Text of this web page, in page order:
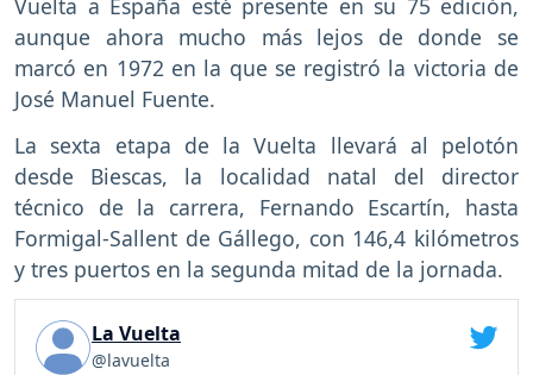
Vuelta a España esté presente en su 75 edición,
aunque ahora mucho más lejos de donde se
marcó en 1972 en la que se registró la victoria de
José Manuel Fuente.
La sexta etapa de la Vuelta llevará al pelotón
desde Biescas, la localidad natal del director
técnico de la carrera, Fernando Escartín, hasta
Formigal-Sallent de Gállego, con 146,4 kilómetros
y tres puertos en la segunda mitad de la jornada.
La Vuelta
@lavuelta